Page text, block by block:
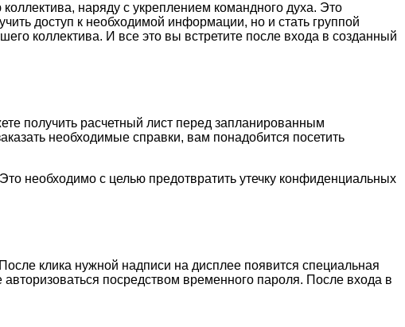
наряду с укреплением командного духа. Это
доступ к необходимой информации, но и стать группой
коллектива. И все это вы встретите после входа в созданный
получить расчетный лист перед запланированным
необходимые справки, вам понадобится посетить
необходимо с целью предотвратить утечку конфиденциальных
клика нужной надписи на дисплее появится специальная
посредством временного пароля. После входа в